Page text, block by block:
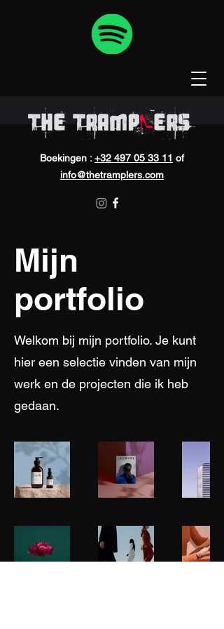
Boekingen :+32 497 05 33 11 of
info@thetramplers.com
Mijn
portfolio
Welkom bij mijn portfolio. Je kunt
hier een selectie vinden van mijn
werk en de projecten die ik heb
gedaan.